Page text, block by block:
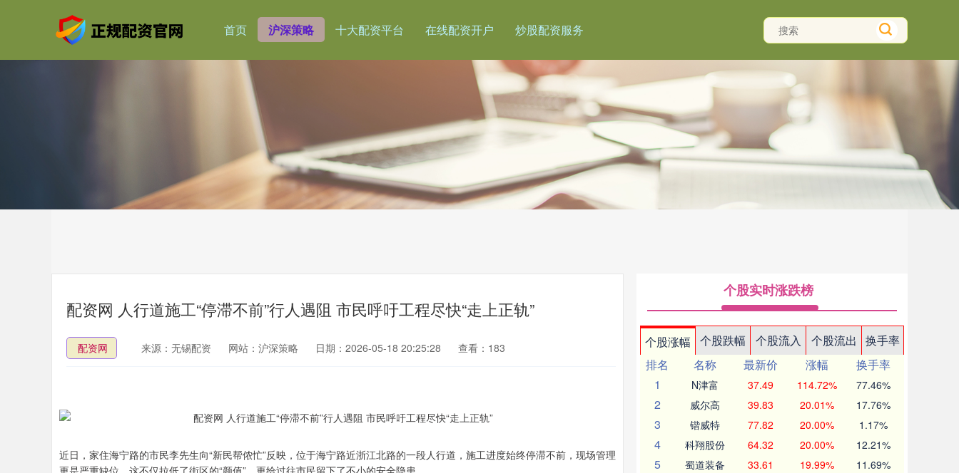
首页 沪深策略 十大配资平台 在线配资开户 炒股配资服务
配资网 人行道施工“停滞不前”行人遇阻 市民呼吁工程尽快“走上正轨”
配资网 来源：无锡配资 网站：沪深策略 日期：2026-05-18 20:25:28 查看：183
近日，家住海宁路的市民李先生向“新民帮侬忙”反映，位于海宁路近浙江北路的一段人行道，施工进度始终停滞不前，现场管理
更是严重缺位。这不仅拉低了街区的“颜值”，更给过往市民留下了不小的安全隐患。
个股实时涨跌榜
个股涨幅 个股跌幅 个股流入 个股流出
换手率
排名
名称 最新价 涨幅
换手率
1
N津富 37.49 114.72% 77.46%
2 威尔高 39.83 20.01% 17.76%
3 锴威特 77.82 20.00% 1.17%
4 科翔股份 64.32 20.00% 12.21%
5 蜀道装备 33.61 19.99% 11.69%